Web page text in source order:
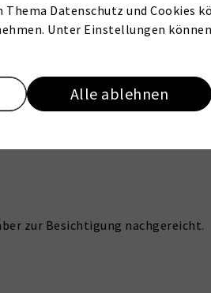
Die
zur Besichtigung nachgereicht.
Datenschutz und Cookies
Unter Einstellungen
Alle ablehnen